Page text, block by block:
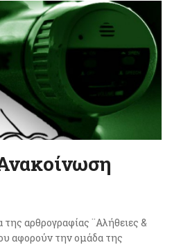
αρθρογραφίας ¨Αλήθειες &
αφορούν την ομάδα της